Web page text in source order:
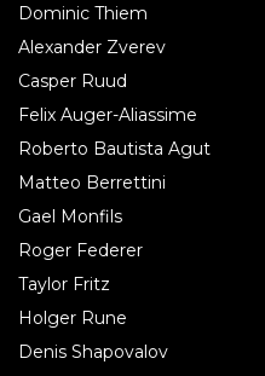
Dominic Thiem
Alexander Zverev
Casper Ruud
Felix Auger-Aliassime
Roberto Bautista Agut
Matteo Berrettini
Gael Monfils
Roger Federer
Taylor Fritz
Holger Rune
Denis Shapovalov